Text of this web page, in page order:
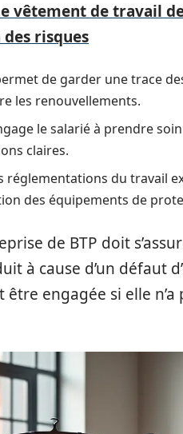
vêtement de travail
risques
de garder une trace
les renouvellements.
le salarié à prendre
claires.
réglementations du travail
des équipements de
de BTP doit
à cause d’un défaut
être engagée si elle